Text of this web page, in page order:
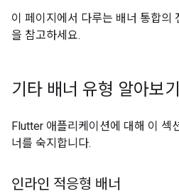
이 페이지에서 다루는 배너 통합의
을 참고하세요.
기타 배너 유형 알아보기
Flutter 애플리케이션에 대해 이 섹
너를 숙지합니다.
인라인 적응형 배너